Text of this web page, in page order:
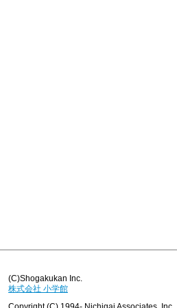
(C)Shogakukan Inc.
株式会社 小学館